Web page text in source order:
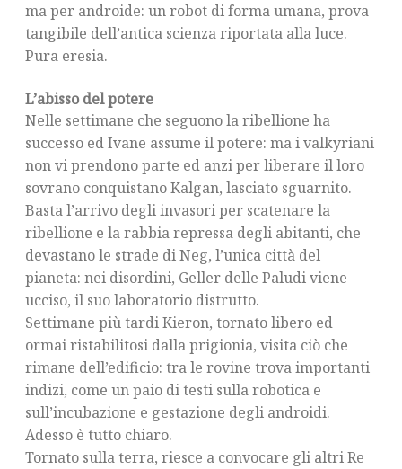
ma per androide: un robot di forma umana, prova
tangibile dell’antica scienza riportata alla luce.
Pura eresia.
L’abisso del potere
Nelle settimane che seguono la ribellione ha
successo ed Ivane assume il potere: ma i valkyriani
non vi prendono parte ed anzi per liberare il loro
sovrano conquistano Kalgan, lasciato sguarnito.
Basta l’arrivo degli invasori per scatenare la
ribellione e la rabbia repressa degli abitanti, che
devastano le strade di Neg, l’unica città del
pianeta: nei disordini, Geller delle Paludi viene
ucciso, il suo laboratorio distrutto.
Settimane più tardi Kieron, tornato libero ed
ormai ristabilitosi dalla prigionia, visita ciò che
rimane dell’edificio: tra le rovine trova importanti
indizi, come un paio di testi sulla robotica e
sull’incubazione e gestazione degli androidi.
Adesso è tutto chiaro.
Tornato sulla terra, riesce a convocare gli altri Re